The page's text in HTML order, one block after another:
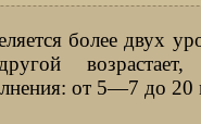
более двух
возрастает,
от 5—7 до 20